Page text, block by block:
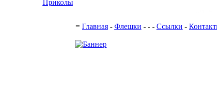
Приколы
= Главная - Флешки - - - Ссылки -